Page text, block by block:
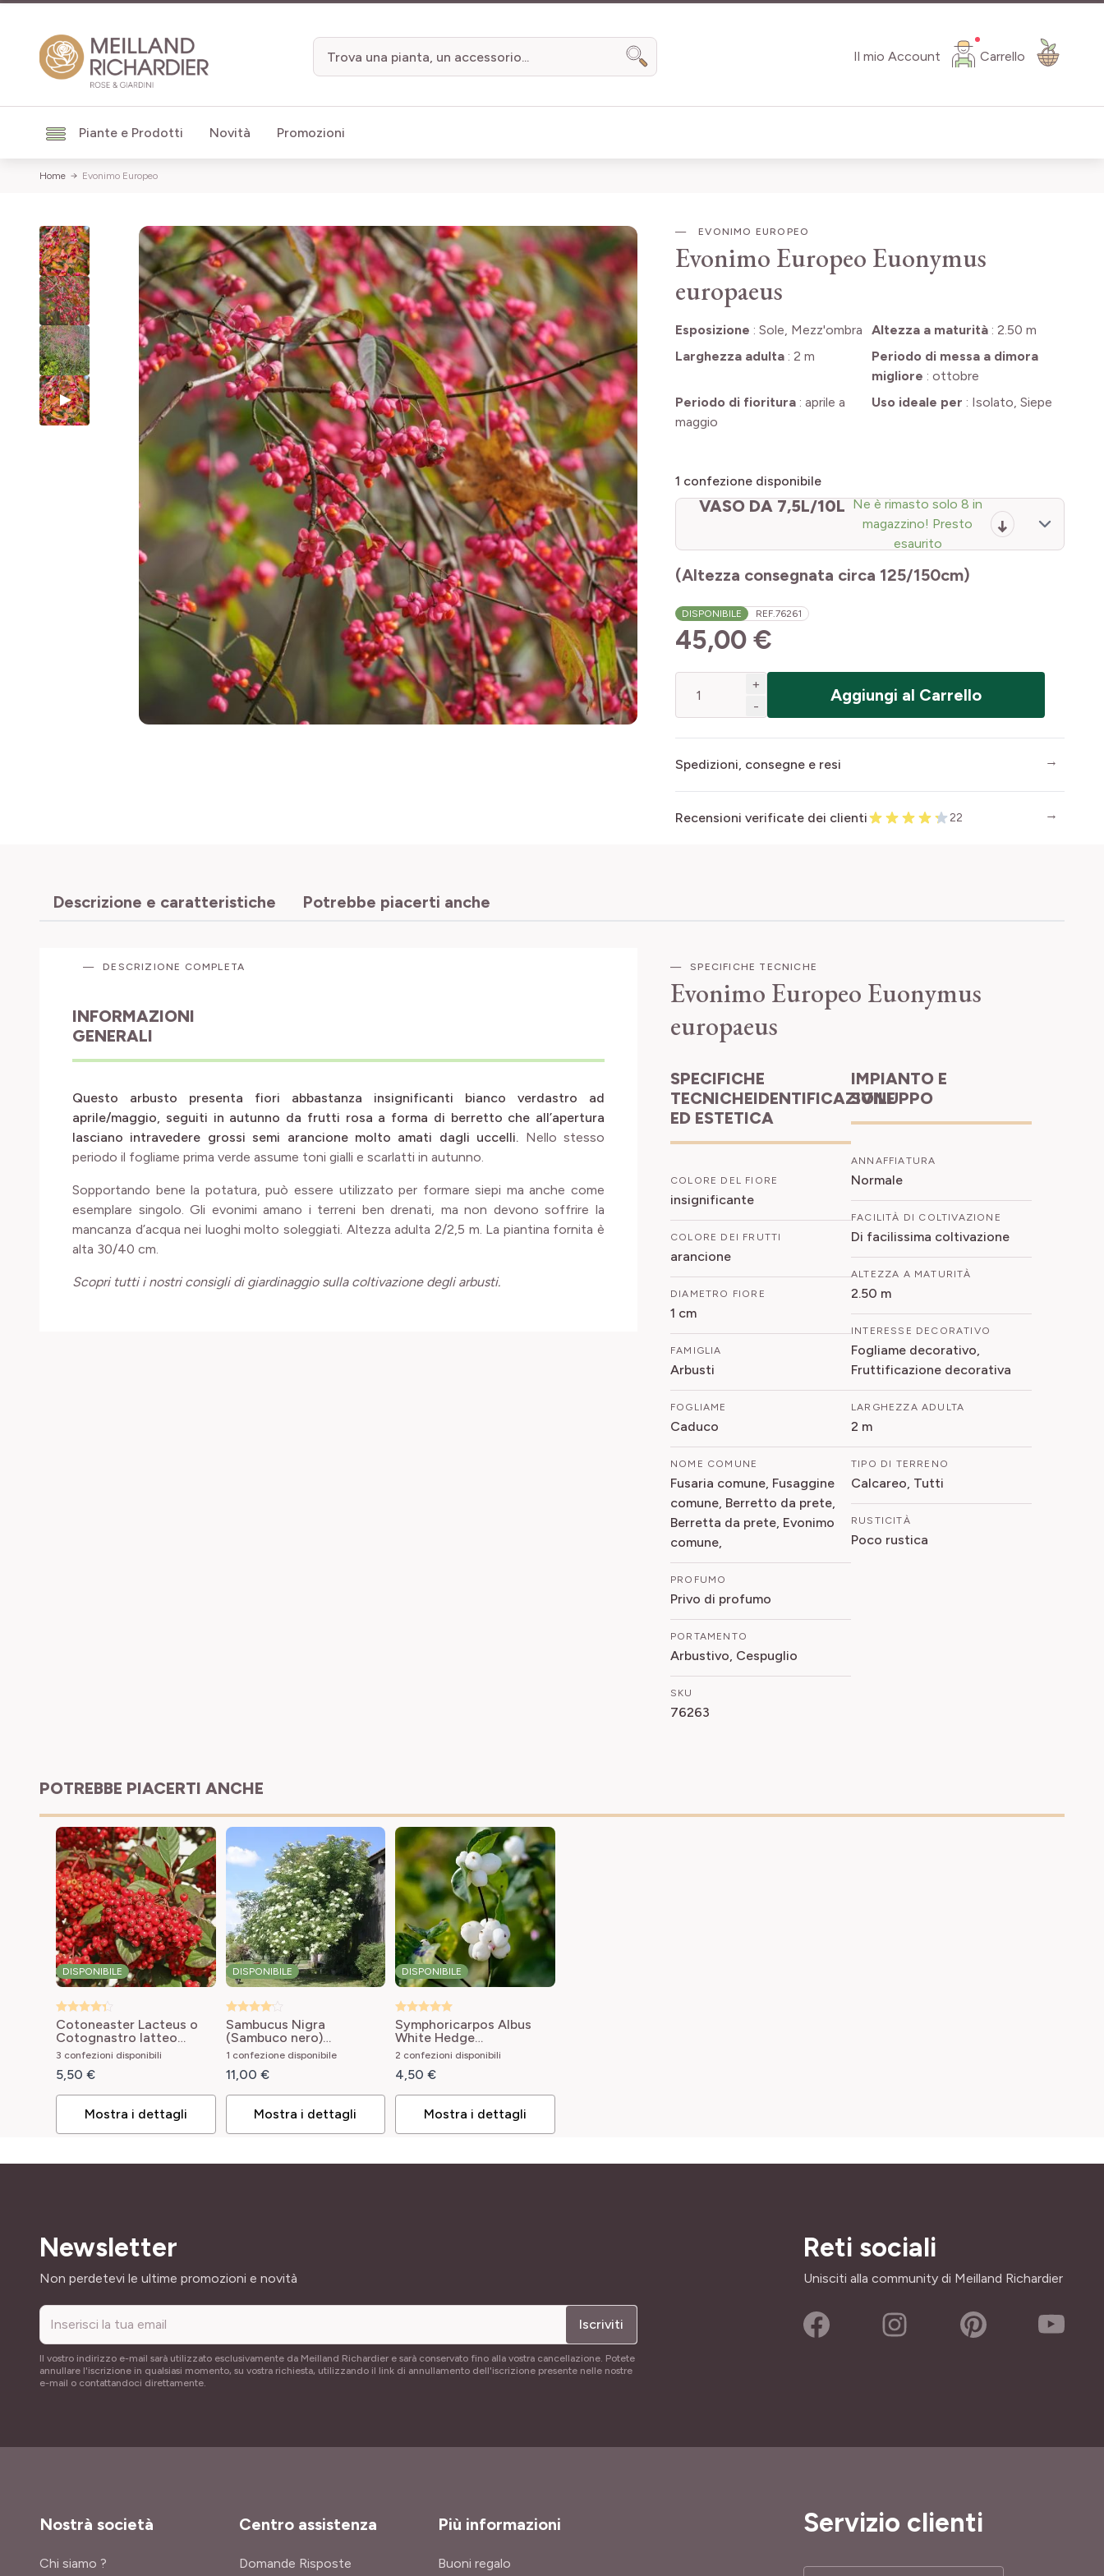
Il mio Account Carrello
Piante e Prodotti Novità Promozioni
Search
Home Evonimo Europeo
EVONIMO EUROPEO
Evonimo Europeo Euonymus
europaeus
Esposizione : Sole, Mezz'ombra Altezza a maturità: 2.50 m
Larghezza adulta: 2 m
Periodo di messa a dimora
migliore : ottobre
Periodo di fioritura: aprile a
maggio
Uso ideale per : Isolato, Siepe
1 confezione disponibile
VASO DA 7,5L/10L Ne è rimasto solo 8 in
magazzino! Presto
esaurito
(Altezza consegnata circa 125/150cm)
DISPONIBILE REF.76261
45,00 €
+
-
Aggiungi al Carrello
Spedizioni, consegne e resi
Recensioni verificate dei clienti 22
Descrizione e caratteristiche Potrebbe piacerti anche
DESCRIZIONE COMPLETA
INFORMAZIONI
GENERALI
Questo arbusto presenta fiori abbastanza insignificanti bianco verdastro ad
aprile/maggio, seguiti in autunno da frutti rosa a forma di berretto che all’apertura
lasciano intravedere grossi semi arancione molto amati dagli uccelli. Nello stesso
periodo il fogliame prima verde assume toni gialli e scarlatti in autunno.
Sopportando bene la potatura, può essere utilizzato per formare siepi ma anche come
esemplare singolo. Gli evonimi amano i terreni ben drenati, ma non devono soffrire la
mancanza d’acqua nei luoghi molto soleggiati. Altezza adulta 2/2,5 m. La piantina fornita è
alta 30/40 cm.
Scopri tutti i nostri consigli di giardinaggio sulla coltivazione degli arbusti.
SPECIFICHE TECNICHE
Evonimo Europeo Euonymus
europaeus
SPECIFICHE
TECNICHEIDENTIFICAZIONE
ED ESTETICA
COLORE DEL FIORE
insignificante
COLORE DEI FRUTTI
arancione
DIAMETRO FIORE
1 cm
FAMIGLIA
Arbusti
FOGLIAME
Caduco
NOME COMUNE
Fusaria comune, Fusaggine
comune, Berretto da prete,
Berretta da prete, Evonimo
comune,
PROFUMO
Privo di profumo
PORTAMENTO
Arbustivo, Cespuglio
SKU
76263
IMPIANTO E
SVILUPPO
ANNAFFIATURA
Normale
FACILITÀ DI COLTIVAZIONE
Di facilissima coltivazione
ALTEZZA A MATURITÀ
2.50 m
INTERESSE DECORATIVO
Fogliame decorativo,
Fruttificazione decorativa
LARGHEZZA ADULTA
2 m
TIPO DI TERRENO
Calcareo, Tutti
RUSTICITÀ
Poco rustica
POTREBBE PIACERTI ANCHE
DISPONIBILE
Cotoneaster Lacteus o
Cotognastro latteo
Cotoneaster lacteus
3 confezioni disponibili
5,50 €
Mostra i dettagli
DISPONIBILE
Sambucus Nigra
(Sambuco nero)
Sambucus nigra
1 confezione disponibile
11,00 €
Mostra i dettagli
DISPONIBILE
Symphoricarpos Albus
White Hedge
Symphorycarpos x
doorenboosii White
Hedge
2 confezioni disponibili
4,50 €
Mostra i dettagli
Newsletter
Indirizzo email
Non perdetevi le ultime promozioni e novità
Iscriviti
Il vostro indirizzo e-mail sarà utilizzato esclusivamente da Meilland Richardier e sarà conservato fino alla vostra cancellazione. Potete
annullare l'iscrizione in qualsiasi momento, su vostra richiesta, utilizzando il link di annullamento dell'iscrizione presente nelle nostre
e-mail o contattandoci direttamente.
Reti sociali
Unisciti alla community di Meilland Richardier
Nostrà società
Chi siamo ?
Centro assistenza
Domande Risposte
Più informazioni
Buoni regalo
Servizio clienti